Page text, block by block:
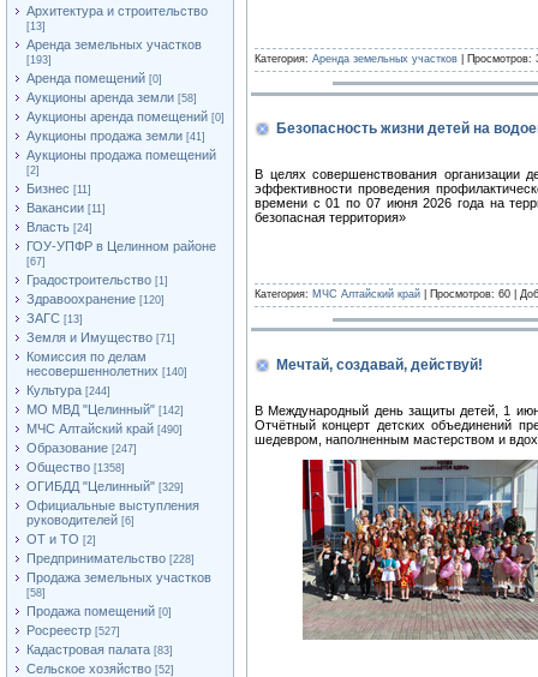
Архитектура и строительство
[13]
Аренда земельных участков
[193]
Аренда помещений [0]
Аукционы аренда земли [58]
Аукционы аренда помещений [0]
Аукционы продажа земли [41]
Аукционы продажа помещений
[2]
Бизнес [11]
Вакансии [11]
Власть [24]
ГОУ-УПФР в Целинном районе
[67]
Градостроительство [1]
Здравоохранение [120]
ЗАГС [13]
Земля и Имущество [71]
Комиссия по делам
несовершеннолетних [140]
Культура [244]
МО МВД "Целинный" [142]
МЧС Алтайский край [490]
Образование [247]
Общество [1358]
ОГИБДД "Целинный" [329]
Официальные выступления
руководителей [6]
ОТ и ТО [2]
Предпринимательство [228]
Продажа земельных участков
[58]
Продажа помещений [0]
Росреестр [527]
Кадастровая палата [83]
Сельское хозяйство [52]
Категория: Аренда земельных участков |
Безопасность жизни детей на
В целях совершенствования организации
эффективности проведения
времени с 01 по 07 июня 2026 года на
безопасная территория»
Категория: МЧС Алтайский край | Просмотров: 60 |
Мечтай, создавай, действуй!
В Международный день защиты детей, 1
Отчётный концерт детских объединений
шедевром, наполненным мастерством и